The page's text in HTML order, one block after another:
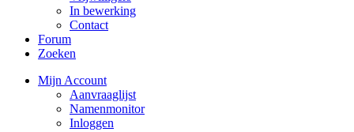
In bewerking
Contact
Forum
Zoeken
Mijn Account
Aanvraaglijst
Namenmonitor
Inloggen